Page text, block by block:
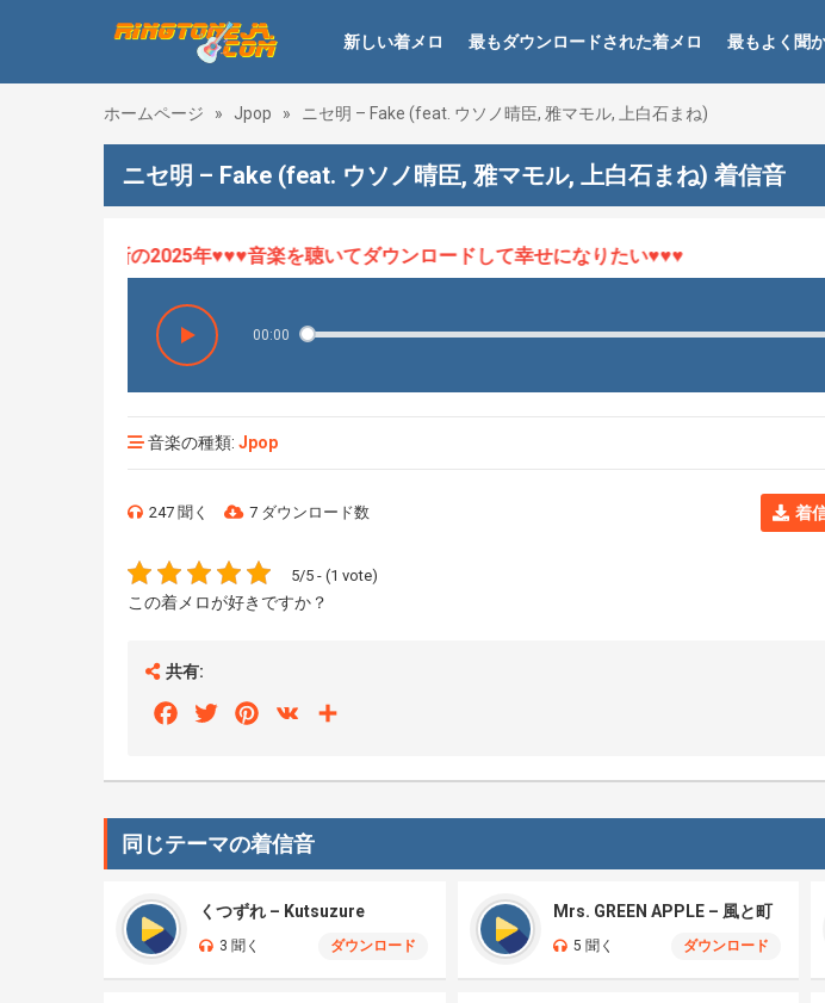
新しい着メロ 最もダウンロードされた着メロ 最もよく聞
ホームページ » Jpop » ニセ明 – Fake (feat. ウソノ晴臣, 雅マモル, 上白石まね)
ニセ明 – Fake (feat. ウソノ晴臣, 雅マモル, 上白石まね) 着信音
、最新の2025年♥♥♥音楽を聴いてダウンロードして幸せになりたい♥♥♥
00:00
音楽の種類: Jpop
247 聞く 7 ダウンロード数 着
5/5 - (1 vote)
この着メロが好きですか？
共有:
FacebookTwitterPinterest
VK
同じテーマの着信音
くつずれ – Kutsuzure
3 聞く ダウンロード
Mrs. GREEN APPLE – 風と町
5 聞く ダウンロード